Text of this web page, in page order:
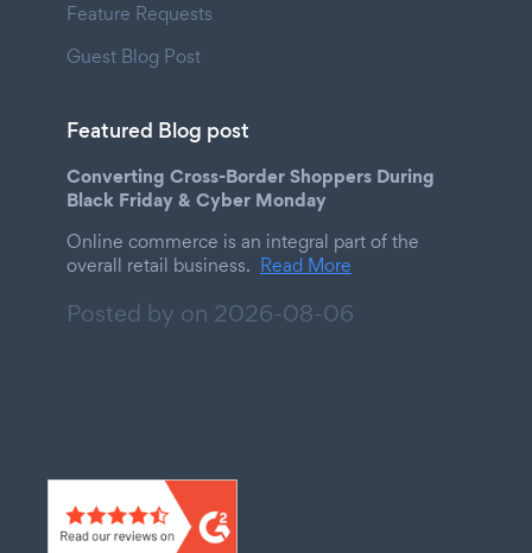
Feature Requests
Guest Blog Post
Featured Blog post
Converting Cross-Border Shoppers During
Black Friday & Cyber Monday
Online commerce is an integral part of the
overall retail business. Read More
Posted by on 2026-08-06